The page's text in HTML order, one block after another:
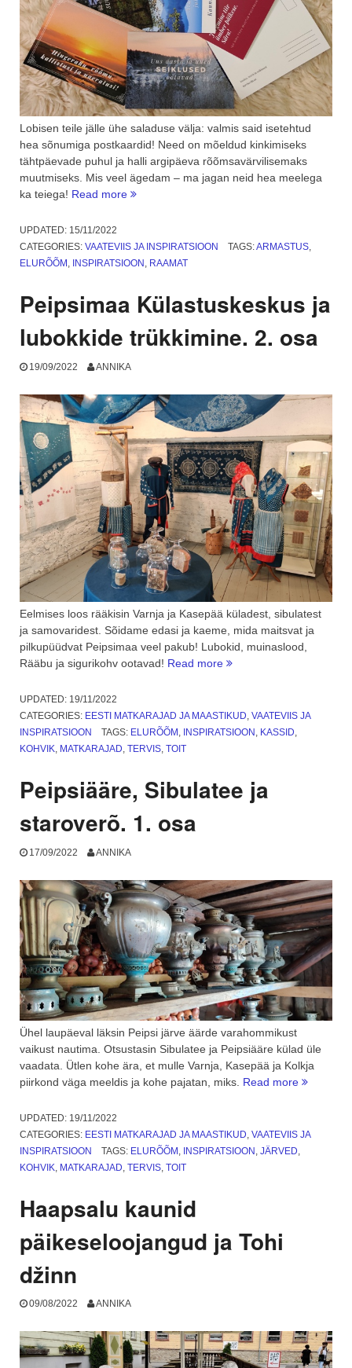
Lobisen teile jälle ühe saladuse välja: valmis said isetehtud
hea sõnumiga postkaardid! Need on mõeldud kinkimiseks
tähtpäevade puhul ja halli argipäeva rõõmsavärvilisemaks
muutmiseks. Mis veel ägedam – ma jagan neid hea meelega
ka teiega! Read more “Saadaval
sõnumiga
postkaardid!”
UPDATED: 15/11/2022
CATEGORIES: VAATEVIIS JA INSPIRATSIOON TAGS:ARMASTUS,
ELURÕÕM , INSPIRATSIOON , RAAMAT
Peipsimaa Külastuskeskus ja
lubokkide trükkimine. 2. osa
19/09/2022 ANNIKA
Eelmises loos rääkisin Varnja ja Kasepää küladest, sibulatest
ja samovaridest. Sõidame edasi ja kaeme, mida maitsvat ja
pilkupüüdvat Peipsimaa veel pakub! Lubokid, muinaslood,
Rääbu ja sigurikohv ootavad! Read more “Peipsimaa
lubokkide
trükkimine.
UPDATED: 19/11/2022
CATEGORIES: EESTI MATKARAJAD JA MAASTIKUD, VAATEVIIS JA
INSPIRATSIOON
TAGS: ELURÕÕM , INSPIRATSIOON , KASSID,
KOHVIK, MATKARAJAD, TERVIS, TOIT
Peipsiääre, Sibulatee ja
staroverõ. 1. osa
17/09/2022 ANNIKA
Ühel laupäeval läksin Peipsi järve äärde varahommikust
vaikust nautima. Otsustasin Sibulatee ja Peipsiääre külad üle
vaadata. Ütlen kohe ära, et mulle Varnja, Kasepää ja Kolkja
piirkond väga meeldis ja kohe pajatan, miks. Read more
staroverõ.
UPDATED: 19/11/2022
CATEGORIES: EESTI MATKARAJAD JA MAASTIKUD, VAATEVIIS JA
INSPIRATSIOON
TAGS: ELURÕÕM , INSPIRATSIOON , JÄRVED,
KOHVIK, MATKARAJAD, TERVIS, TOIT
Haapsalu kaunid
päikeseloojangud ja Tohi
džinn
09/08/2022 ANNIKA